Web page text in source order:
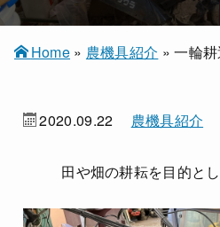
Home » 農機具紹介 »一輪
2020.09.22 農機具紹介
田や畑の耕耘を目的と